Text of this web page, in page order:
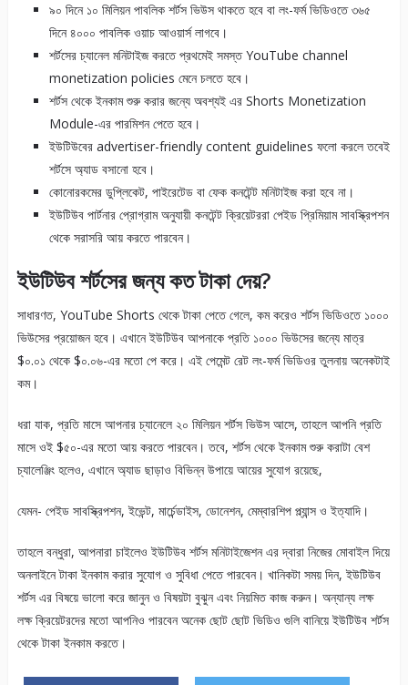
৯০ দিনে ১০ মিলিয়ন পাবলিক শর্টস ভিউস থাকতে হবে বা লং-ফর্ম ভিডিওতে ৩৬৫
দিনে ৪০০০ পাবলিক ওয়াচ আওয়ার্স লাগবে।
শর্টসের চ্যানেল মনিটাইজ করতে প্রথমেই সমস্ত YouTube channel
monetization policies মেনে চলতে হবে।
শর্টস থেকে ইনকাম শুরু করার জন্যে অবশ্যই এর Shorts Monetization
Module-এর পারমিশন পেতে হবে।
ইউটিউবের advertiser-friendly content guidelines ফলো করলে তবেই
শর্টসে অ্যাড বসানো হবে।
কোনোরকমের ডুপ্লিকেট, পাইরেটেড বা ফেক কনটেন্ট মনিটাইজ করা হবে না।
ইউটিউব পার্টনার প্রোগ্রাম অনুযায়ী কনটেন্ট ক্রিয়েটররা পেইড প্রিমিয়াম সাবস্ক্রিপশন
থেকে সরাসরি আয় করতে পারবেন।
ইউটিউব শর্টসের জন্য কত টাকা দেয়?
সাধারণত, YouTube Shorts থেকে টাকা পেতে গেলে, কম করেও শর্টস ভিডিওতে ১০০০
ভিউসের প্রয়োজন হবে। এখানে ইউটিউব আপনাকে প্রতি ১০০০ ভিউসের জন্যে মাত্র
$০.০১ থেকে $০.০৬-এর মতো পে করে। এই পেমেন্ট রেট লং-ফর্ম ভিডিওর তুলনায় অনেকটাই
কম।
ধরা যাক, প্রতি মাসে আপনার চ্যানেলে ২০ মিলিয়ন শর্টস ভিউস আসে, তাহলে আপনি প্রতি
মাসে ওই $৫০-এর মতো আয় করতে পারবেন। তবে, শর্টস থেকে ইনকাম শুরু করাটা বেশ
চ্যালেঞ্জিং হলেও, এখানে অ্যাড ছাড়াও বিভিন্ন উপায়ে আয়ের সুযোগ রয়েছে,
যেমন- পেইড সাবস্ক্রিপশন, ইভেন্ট, মার্চেন্ডাইস, ডোনেশন, মেম্বারশিপ প্ল্যান্স ও ইত্যাদি।
তাহলে বন্ধুরা, আপনারা চাইলেও ইউটিউব শর্টস মনিটাইজেশন এর দ্বারা নিজের মোবাইল দিয়ে
অনলাইনে টাকা ইনকাম করার সুযোগ ও সুবিধা পেতে পারবেন। খানিকটা সময় দিন, ইউটিউব
শর্টস এর বিষয়ে ভালো করে জানুন ও বিষয়টা বুঝুন এবং নিয়মিত কাজ করুন। অন্যান্য লক্ষ
লক্ষ ক্রিয়েটরদের মতো আপনিও পারবেন অনেক ছোট ছোট ভিডিও গুলি বানিয়ে ইউটিউব শর্টস
থেকে টাকা ইনকাম করতে।